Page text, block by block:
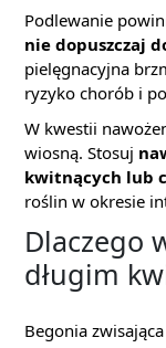
Podlewanie
nie dopuszczaj
pielęgnacyjna
ryzyko chorób i
W kwestii
wiosną. Stosuj
kwitnących lub
roślin w okresie
Dlaczego
długim
Begonia